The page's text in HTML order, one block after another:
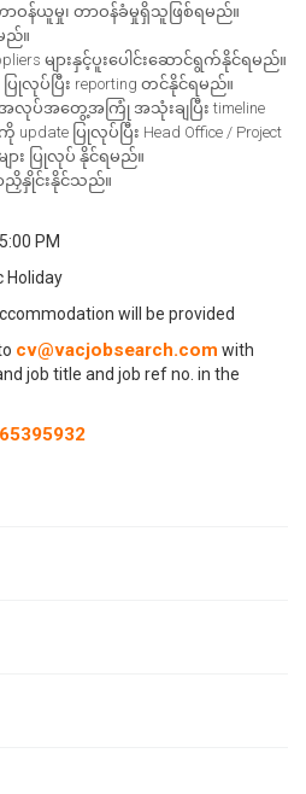
ာဝန်ယူမှု၊ တာဝန်ခံမှုရှိသူဖြစ်ရမည်။
။
များနှင့်ပူးပေါင်းဆောင်ရွက်နိုင်ရမည်။
ပြုလုပ်ပြီး reporting တင်နိုင်ရမည်။
အလုပ်အတွေ့အကြုံ အသုံးချပြီး timeline
update ပြုလုပ်ပြီး Head Office / Project
ျား ပြုလုပ် နိုင်ရမည်။
ာညှိနှိုင်းနိုင်သည်။
PM
Holiday
will be provided
cv@vacjobsearch.com with
job title and job ref no. in the